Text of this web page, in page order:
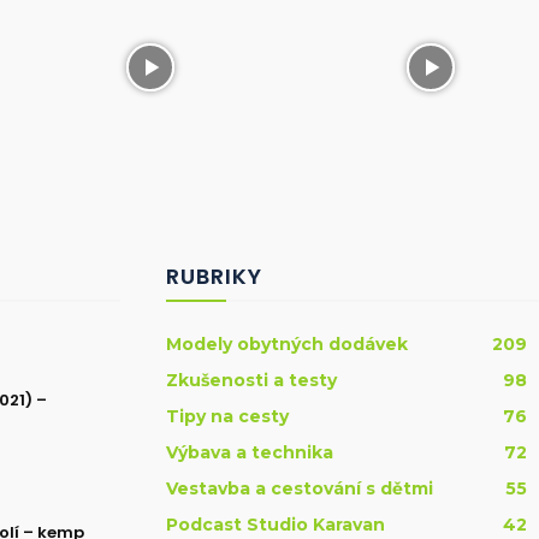
–
– kemp
RUBRIKY
Modely obytných dodávek
209
Zkušenosti a testy
98
Tipy na cesty
76
Výbava a technika
72
Vestavba a cestování s dětmi
55
Podcast Studio Karavan
42